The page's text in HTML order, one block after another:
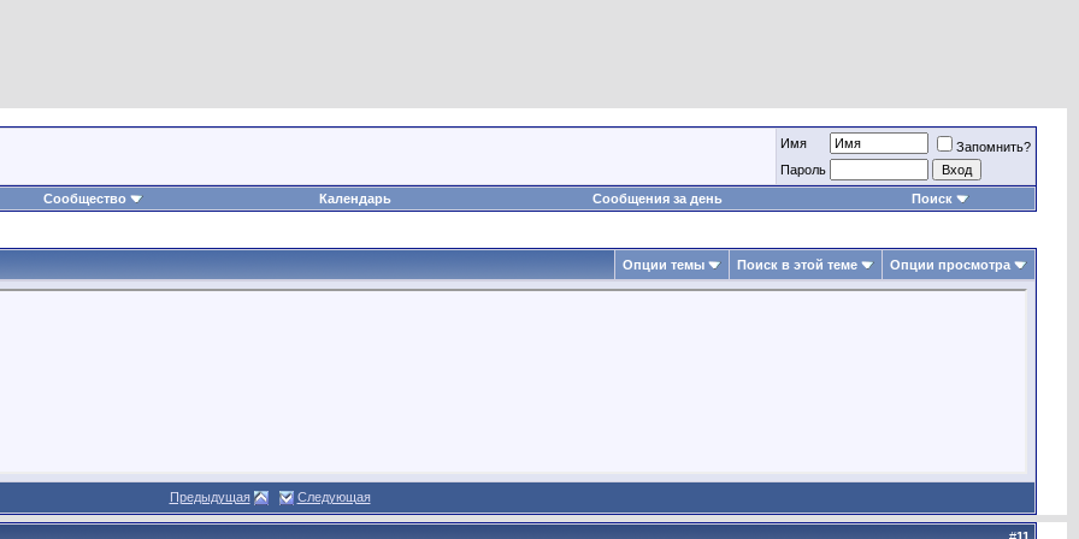
Имя
Запомнить?
Пароль
Сообщество
Календарь Сообщения за день Поиск
Опции темы Поиск в этой теме Опции просмотра
Предыдущая Следующая